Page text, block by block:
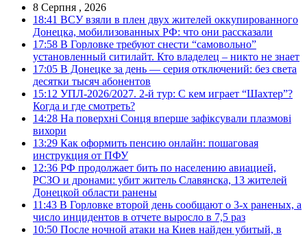
8 Серпня , 2026
18:41 ВСУ взяли в плен двух жителей оккупированного
Донецка, мобилизованных РФ: что они рассказали
17:58 В Горловке требуют снести “самовольно”
установленный ситилайт. Кто владелец – никто не знает
17:05 В Донецке за день — серия отключений: без света
десятки тысяч абонентов
15:12 УПЛ-2026/2027. 2-й тур: С кем играет “Шахтер”?
Когда и где смотреть?
14:28 На поверхні Сонця вперше зафіксували плазмові
вихори
13:29 Как оформить пенсию онлайн: пошаговая
инструкция от ПФУ
12:36 РФ продолжает бить по населению авиацией,
РСЗО и дронами: убит житель Славянска, 13 жителей
Донецкой области ранены
11:43 В Горловке второй день сообщают о 3-х раненых, а
число инцидентов в отчете выросло в 7,5 раз
10:50 После ночной атаки на Киев найден убитый, в